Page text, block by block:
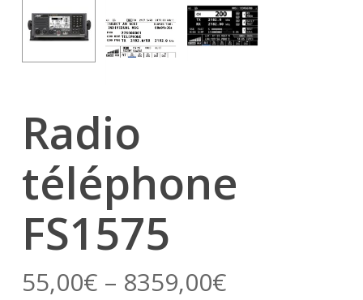
Radio
téléphone
FS1575
55,00€ – 8359,00€